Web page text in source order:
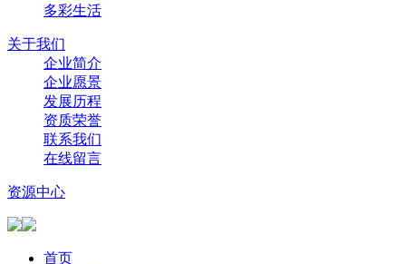
多彩生活
关于我们
企业简介
企业愿景
发展历程
资质荣誉
联系我们
在线留言
资源中心
首页